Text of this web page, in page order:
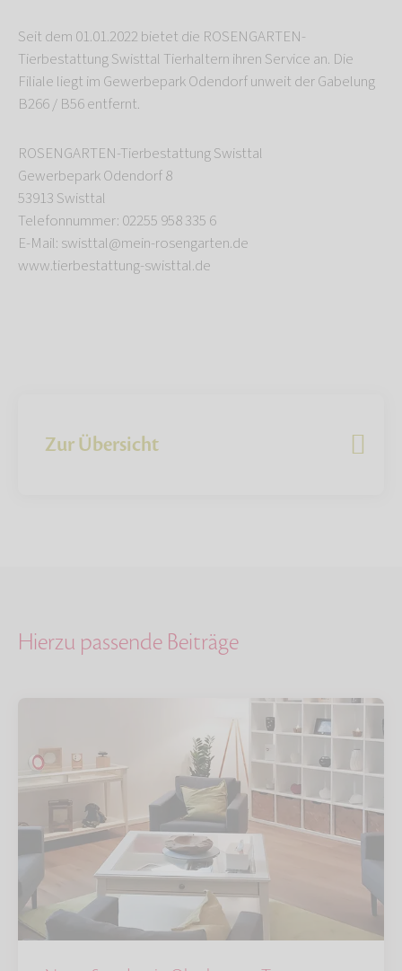
Seit dem 01.01.2022 bietet die ROSENGARTEN-
Tierbestattung Swisttal Tierhaltern ihren Service an. Die
Filiale liegt im Gewerbepark Odendorf unweit der Gabelung
B266 / B56 entfernt.
ROSENGARTEN-Tierbestattung Swisttal
Gewerbepark Odendorf 8
53913 Swisttal
Telefonnummer: 02255 958 335 6
E-Mail: swisttal@mein-rosengarten.de
www.tierbestattung-swisttal.de
Zur Übersicht
Hierzu passende Beiträge